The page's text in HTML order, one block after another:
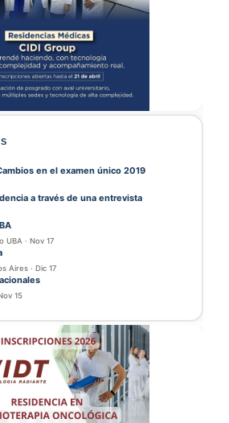
en el examen único 2019
a través de una entrevista
UBA · Nov 17
Aires · Dic 17
15